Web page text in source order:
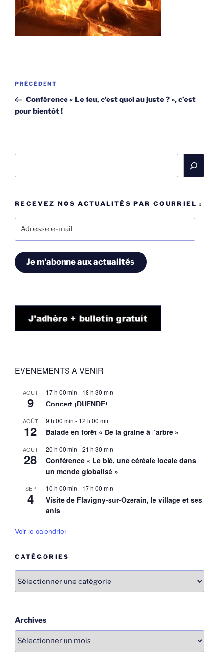
Navigation
l’article
Article
précédent
PRÉCÉDENT
Conférence « Le feu, c’est quoi au juste ? », c’est
pour bientôt !
RECEVEZ NOS ACTUALITÉS PAR COURRIEL :
Je m'abonne aux actualités
EVENEMENTS A VENIR
AOÛT
9
17 h 00 min - 18 h 30 min
Concert ¡DUENDE!
AOÛT
12
9 h 00 min - 12 h 00 min
Balade en forêt « De la graine à l’arbre »
AOÛT
28
20 h 00 min -21 h 30 min
Conférence « Le blé, une céréale locale dans
un monde globalisé »
SEP
4
10 h 00 min - 17 h 00 min
Visite de Flavigny-sur-Ozerain, le village et ses
anis
Voir le calendrier
CATÉGORIES
Archives